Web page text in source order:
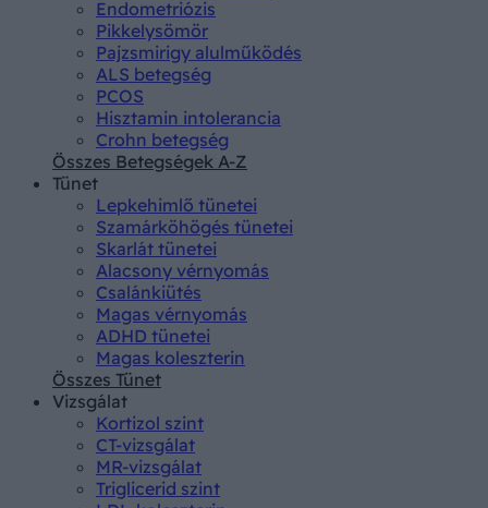
Endometriózis
Pikkelysömör
Pajzsmirigy alulműködés
ALS betegség
PCOS
Hisztamin intolerancia
Crohn betegség
Összes Betegségek A-Z
Tünet
Lepkehimlő tünetei
Szamárköhögés tünetei
Skarlát tünetei
Alacsony vérnyomás
Csalánkiütés
Magas vérnyomás
ADHD tünetei
Magas koleszterin
Összes Tünet
Vizsgálat
Kortizol szint
CT-vizsgálat
MR-vizsgálat
Triglicerid szint